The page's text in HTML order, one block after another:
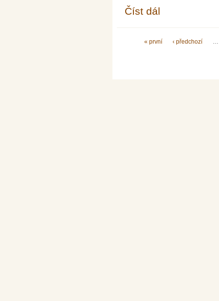
Číst dál
Stránky
« první ‹ předchozí …